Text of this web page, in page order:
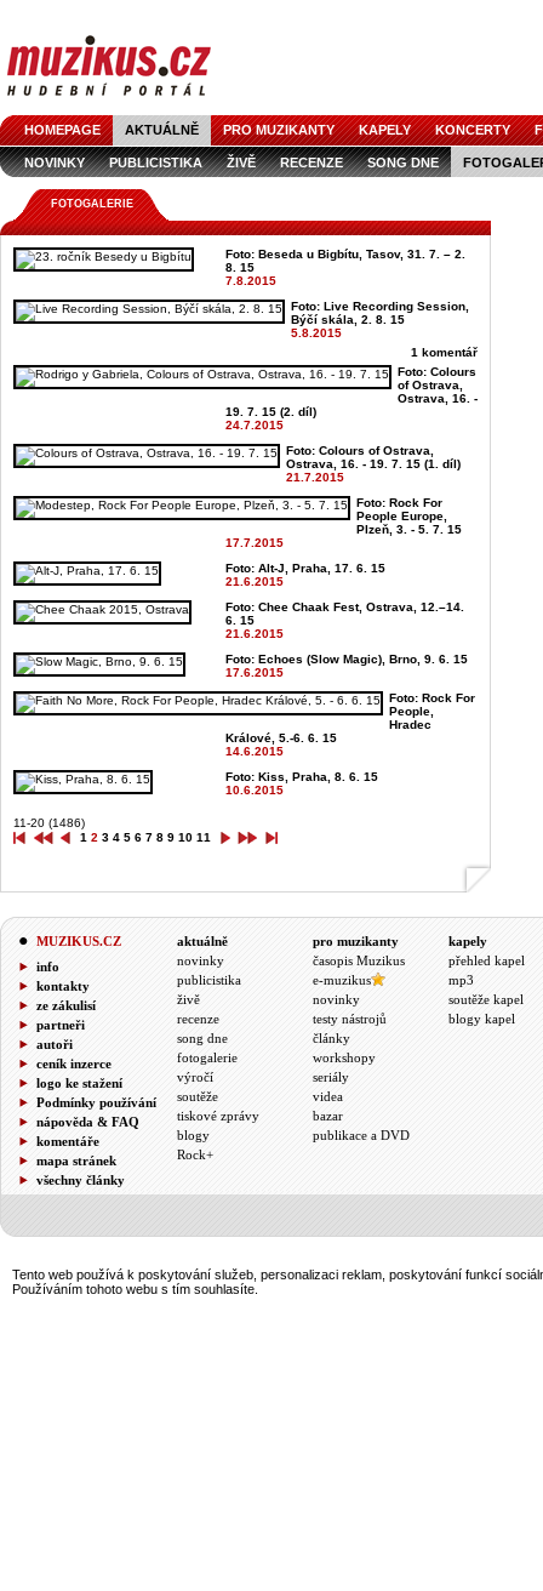
HOMEPAGE AKTUÁLNĚ PRO MUZIKANTY KAPELY KONCERTY
NOVINKY PUBLICISTIKA ŽIVĚ RECENZE SONG DNE
FOTOGALERIE
Foto: Beseda u Bigbítu, Tasov, 31. 7. – 2.
8. 15
7.8.2015
Foto: Live Recording Session,
Býčí skála, 2. 8. 15
5.8.2015
1 komentář
Foto: Colours
of Ostrava,
Ostrava, 16. -
19. 7. 15 (2. díl)
24.7.2015
Foto: Colours of Ostrava,
Ostrava, 16. - 19. 7. 15 (1. díl)
21.7.2015
Foto: Rock For
People Europe,
Plzeň, 3. - 5. 7. 15
17.7.2015
Foto: Alt-J, Praha, 17. 6. 15
21.6.2015
Foto: Chee Chaak Fest, Ostrava, 12.–14.
6. 15
21.6.2015
Foto: Echoes (Slow Magic), Brno, 9. 6. 15
17.6.2015
Foto: Rock For
People,
Hradec
Králové, 5.-6. 6. 15
14.6.2015
Foto: Kiss, Praha, 8. 6. 15
10.6.2015
11-20 (1486)
1 2 3 4 5 6 7 8 9 10 11
MUZIKUS.CZ
info
kontakty
ze zákulisí
partneři
autoři
ceník inzerce
logo ke stažení
Podmínky používání
nápověda & FAQ
komentáře
mapa stránek
všechny články
aktuálně
novinky
publicistika
živě
recenze
song dne
fotogalerie
výročí
soutěže
tiskové zprávy
blogy
Rock+
pro muzikanty
časopis Muzikus
e-muzikus
novinky
testy nástrojů
články
workshopy
seriály
videa
bazar
publikace a DVD
kapely
přehled kapel
mp3
soutěže kapel
blogy kapel
Tento web používá k poskytování služeb, personalizaci reklam, poskytování funkcí
Používáním tohoto webu s tím souhlasíte.